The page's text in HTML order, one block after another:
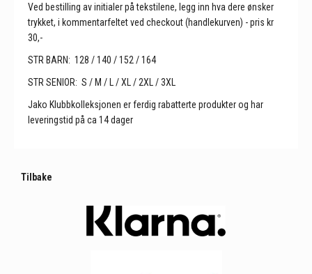
Ved bestilling av initialer på tekstilene, legg inn hva dere ønsker
trykket, i kommentarfeltet ved checkout (handlekurven) - pris kr
30,-
STR BARN: 128 / 140 / 152 / 164
STR SENIOR: S / M / L / XL / 2XL / 3XL
Jako Klubbkolleksjonen er ferdig rabatterte produkter og har
leveringstid på ca 14 dager
Tilbake